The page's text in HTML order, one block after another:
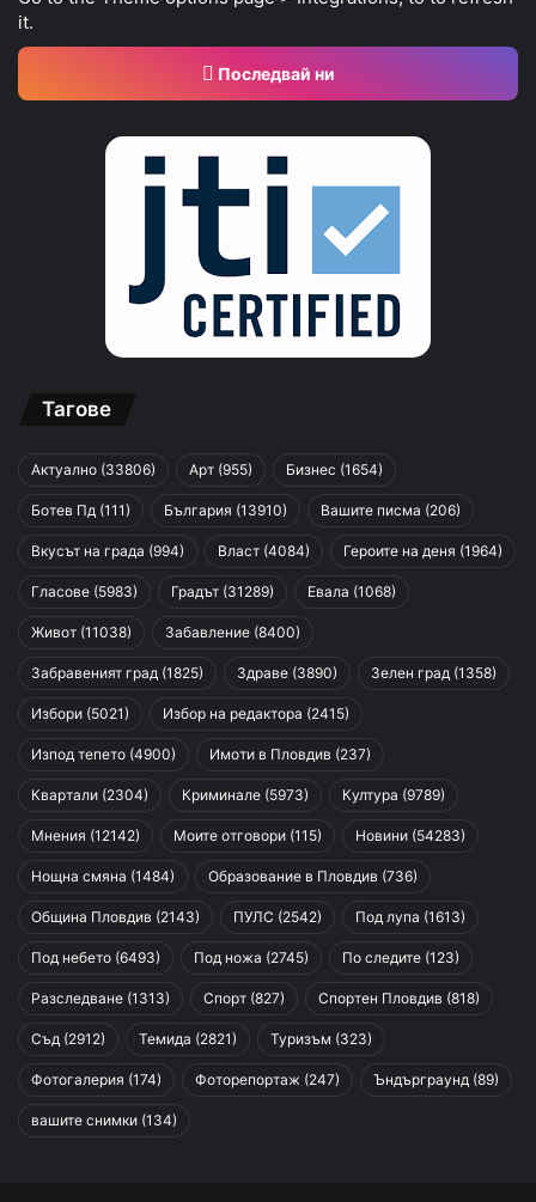
it.
Последвай ни
Тагове
Актуално (33806) Арт (955) Бизнес (1654)
Ботев Пд (111) България (13910) Вашите писма (206)
Вкусът на града (994) Власт (4084) Героите на деня (1964)
Гласове (5983) Градът (31289) Евала (1068)
Живот (11038) Забавление (8400)
Забравеният град (1825) Здраве (3890) Зелен град (1358)
Избори (5021) Избор на редактора (2415)
Изпод тепето (4900) Имоти в Пловдив (237)
Квартали (2304) Криминале (5973) Култура (9789)
Мнения (12142) Моите отговори (115) Новини (54283)
Нощна смяна (1484) Образование в Пловдив (736)
Община Пловдив (2143) ПУЛС (2542) Под лупа (1613)
Под небето (6493) Под ножа (2745) По следите (123)
Разследване (1313) Спорт (827) Спортен Пловдив (818)
Съд (2912) Темида (2821) Туризъм (323)
Фотогалерия (174) Фоторепортаж (247) Ъндърграунд (89)
вашите снимки (134)